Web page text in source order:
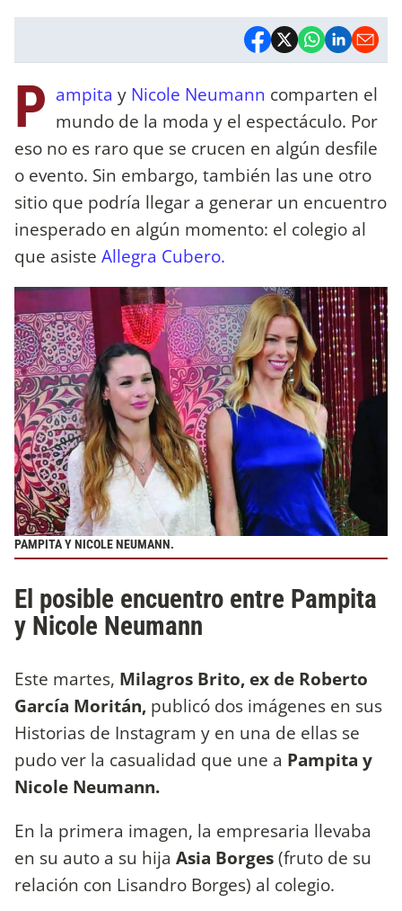
P ampita y Nicole Neumann comparten el
mundo de la moda y el espectáculo. Por
eso no es raro que se crucen en algún desfile
o evento. Sin embargo, también las une otro
sitio que podría llegar a generar un encuentro
inesperado en algún momento: el colegio al
que asiste Allegra Cubero.
PAMPITA Y NICOLE NEUMANN.
El posible encuentro entre Pampita
y Nicole Neumann
Este martes, Milagros Brito, ex de Roberto
García Moritán, publicó dos imágenes en sus
Historias de Instagram y en una de ellas se
pudo ver la casualidad que une a Pampita y
Nicole Neumann.
En la primera imagen, la empresaria llevaba
en su auto a su hija Asia Borges(fruto de su
relación con Lisandro Borges) al colegio.